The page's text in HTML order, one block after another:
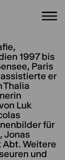
1997 bis
Paris
er
Thalia
Luk
für
Jonas
Abt. Weitere
und